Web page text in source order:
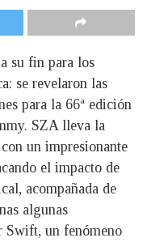
su fin para los
se revelaron las
para la 66ª edición
SZA lleva la
un impresionante
el impacto de
acompañada de
algunas
Swift, un fenómeno